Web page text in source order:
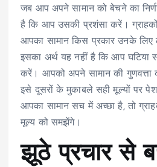
जब आप अपने सामान को बेचने का
है कि आप उसकी प्रशंसा करें। ग्राहकों
आपका सामान किस प्रकार उनके लिए
इसका अर्थ यह नहीं है कि आप घटिया
करें। आपको अपने सामान की गुणवत्ता
इसे दूसरों के मुकाबले सही मूल्यों पर पेश
आपका सामान सच में अच्छा है, तो
मूल्य को समझेंगे।
झूठे प्रचार से